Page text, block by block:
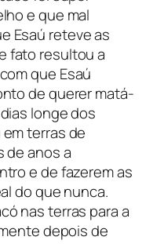
e que mal
Esaú reteve as
fato resultou a
que Esaú
de querer matá-
longe dos
terras de
de anos a
e de fazerem as
do que nunca.
nas terras para a
depois de